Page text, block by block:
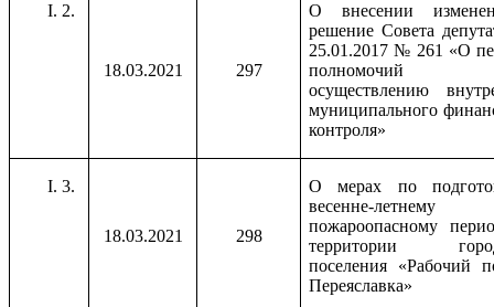
2.
18.03.2021 297
О внесении
решение Совета
25.01.2017 № 261 «О
осуществлению
муниципального
контроля»
3.
18.03.2021 298
О мерах по
весенне-летнему
пожароопасному
территории
поселения «Рабочий
Переяславка»